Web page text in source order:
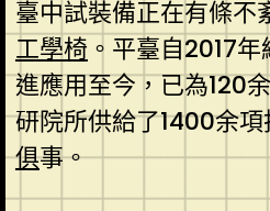
臺中試裝備正在有條不
工學椅 。平臺自2017
進應用至今，已為120
研院所供給了1400余
俱事。